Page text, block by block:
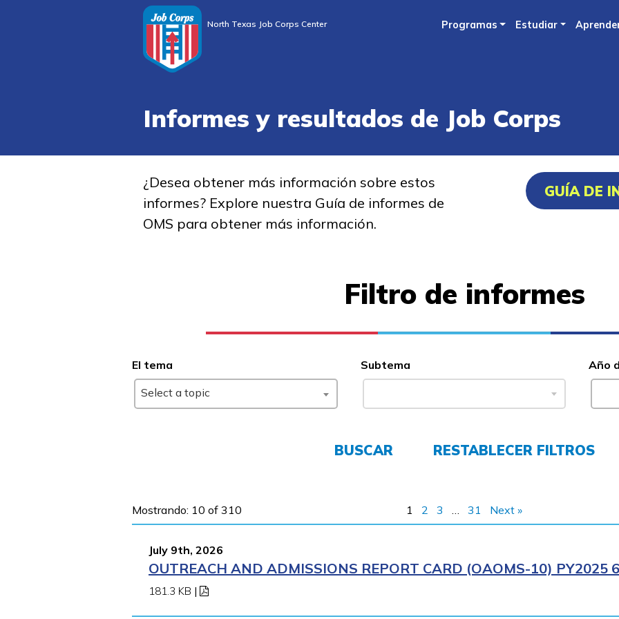
to
North Texas Job Corps Center Programas Estudiar
Informes y resultados de Job Corps
¿Desea obtener más información sobre estos
informes? Explore nuestra Guía de informes de
OMS para obtener más información.
GUÍA DE
Filtro de informes
El tema
Select a topic
Subtema Año
BUSCAR RESTABLECER FILTROS
Mostrando: 10 of 310 1 2 3 … 31 Next »
July 9th, 2026
OUTREACH AND ADMISSIONS REPORT CARD (OAOMS-10) PY2025
181.3 KB |